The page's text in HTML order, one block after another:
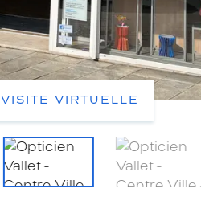
VISITE VIRTUELLE